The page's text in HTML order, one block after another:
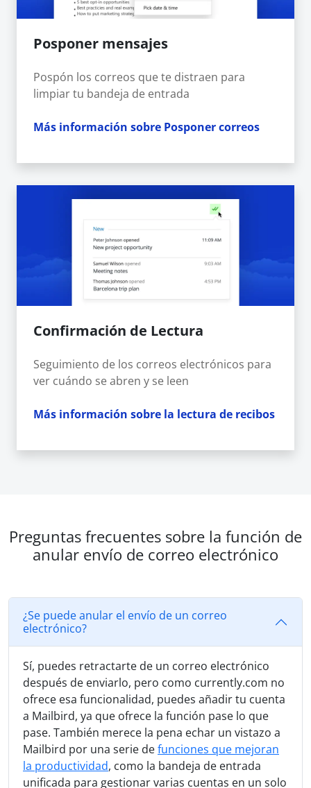
Posponer mensajes
Pospón los correos que te distraen para
limpiar tu bandeja de entrada
Más información sobre Posponer correos
Confirmación de Lectura
Seguimiento de los correos electrónicos para
ver cuándo se abren y se leen
Más información sobre la lectura de recibos
Preguntas frecuentes sobre la función de
anular envío de correo electrónico
¿Se puede anular el envío de un correo
electrónico?
Sí, puedes retractarte de un correo electrónico
después de enviarlo, pero como currently.com no
ofrece esa funcionalidad, puedes añadir tu cuenta
a Mailbird, ya que ofrece la función pase lo que
pase. También merece la pena echar un vistazo a
Mailbird por una serie defunciones que mejoran
la productividad, como la bandeja de entrada
unificada para gestionar varias cuentas en un solo